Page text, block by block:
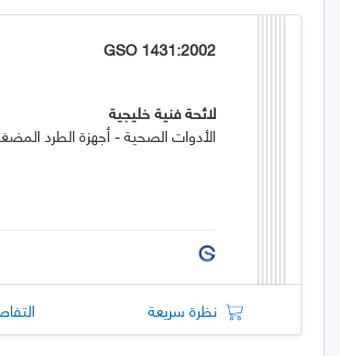
GSO 1431:2002
لائحة فنية خليجية
الأدوات الصحية - أجهزة الطرد
نظرة سريعة